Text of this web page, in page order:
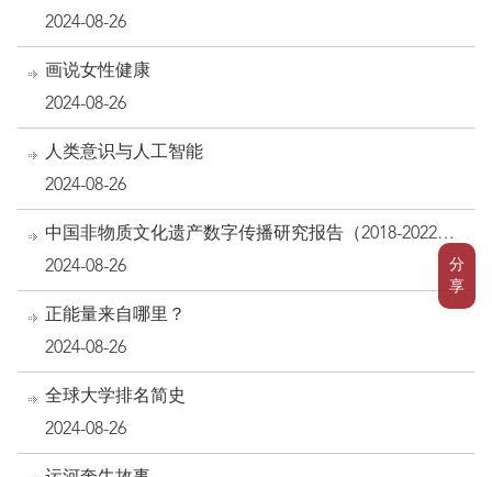
分
享
2024-08-26
画说女性健康
2024-08-26
人类意识与人工智能
2024-08-26
中国非物质文化遗产数字传播研究报告（2018-2022
年）
2024-08-26
正能量来自哪里？
2024-08-26
全球大学排名简史
2024-08-26